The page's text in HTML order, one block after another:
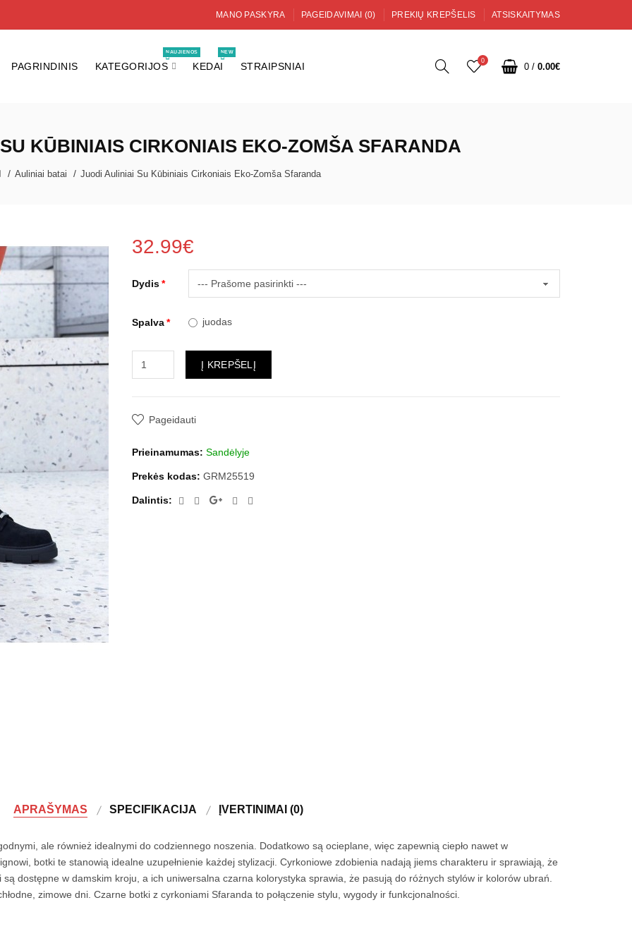
MANO PASKYRA PAGEIDAVIMAI (0) PREKIŲ KREPŠELIS ATSISKAITYMAS
PAGRINDINIS KATEGORIJOS
NAUJIENOS
KEDAI
NEW
STRAIPSNIAI 0
0 / 0.00€
KŪBINIAIS CIRKONIAIS EKO-ZOMŠA SFARANDA
Auliniai batai Juodi Auliniai Su Kūbiniais Cirkoniais Eko-Zomša Sfaranda
32.99€
Dydis
Spalva juodas
Į KREPŠELĮ
Pageidauti
Prieinamumas: Sandėlyje
Prekės kodas: GRM25519
Dalintis:
APRAŠYMAS SPECIFIKACIJA ĮVERTINIMAI (0)
ale również idealnymi do codziennego noszenia. Dodatkowo są ocieplane, więc zapewnią ciepło nawet w
botki te stanowią idealne uzupełnienie każdej stylizacji. Cyrkoniowe zdobienia nadają jiems charakteru ir sprawiają, że
dostępne w damskim kroju, a ich uniwersalna czarna kolorystyka sprawia, że pasują do różnych stylów ir kolorów ubrań.
zimowe dni. Czarne botki z cyrkoniami Sfaranda to połączenie stylu, wygody ir funkcjonalności.